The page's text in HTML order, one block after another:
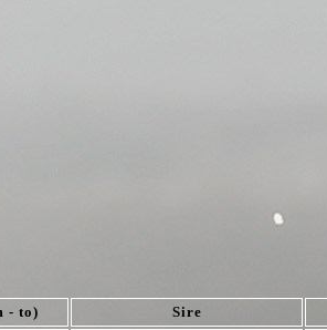
- to) Sire